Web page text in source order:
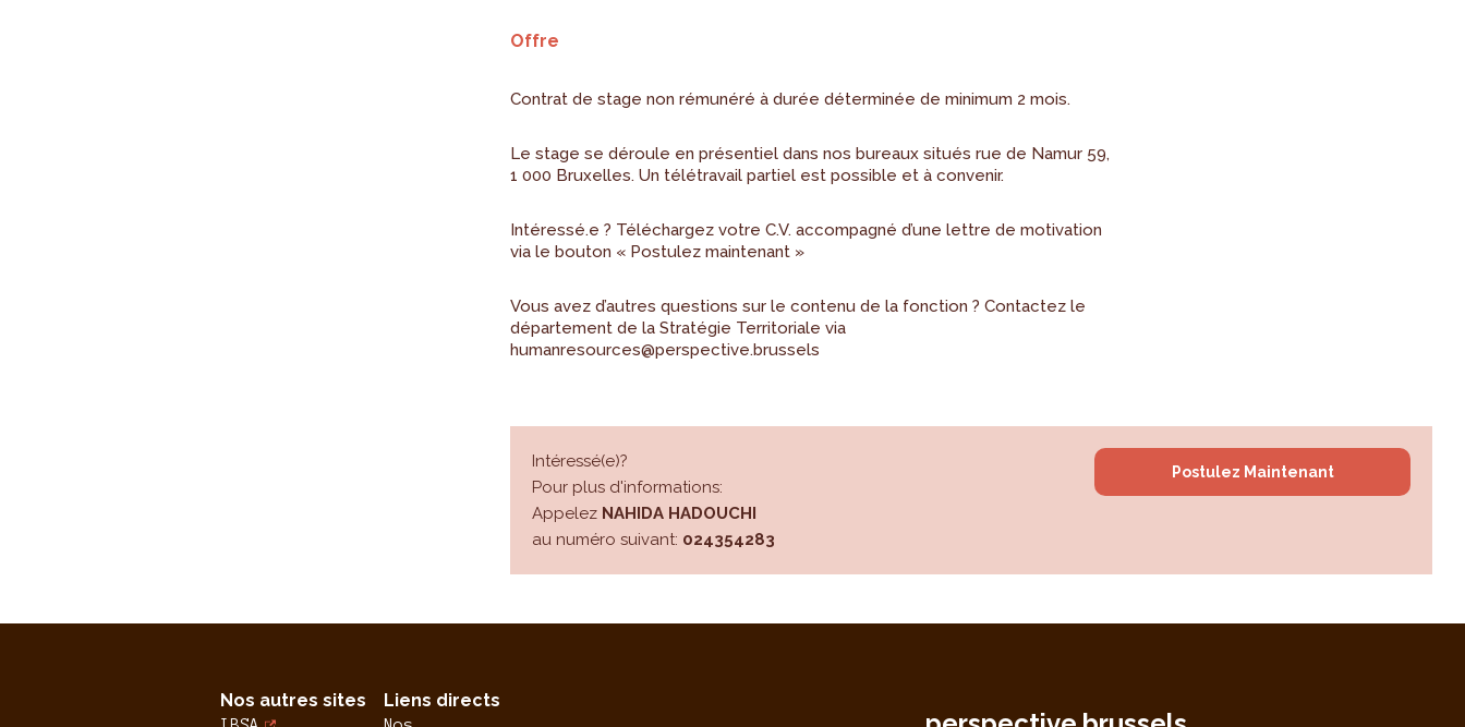
Offre
Contrat de stage non rémunéré à durée déterminée de minimum 2 mois.
Le stage se déroule en présentiel dans nos bureaux situés rue de Namur 59,
1 000 Bruxelles. Un télétravail partiel est possible et à convenir.
Intéressé.e ? Téléchargez votre C.V. accompagné d’une lettre de motivation
via le bouton « Postulez maintenant »
Vous avez d’autres questions sur le contenu de la fonction ? Contactez le
département de la Stratégie Territoriale via
humanresources@perspective.brussels
Intéressé(e)?
Pour plus d'informations:
Appelez NAHIDA HADOUCHI
au numéro suivant: 024354283
Postulez Maintenant
Nos autres sites Liens directs